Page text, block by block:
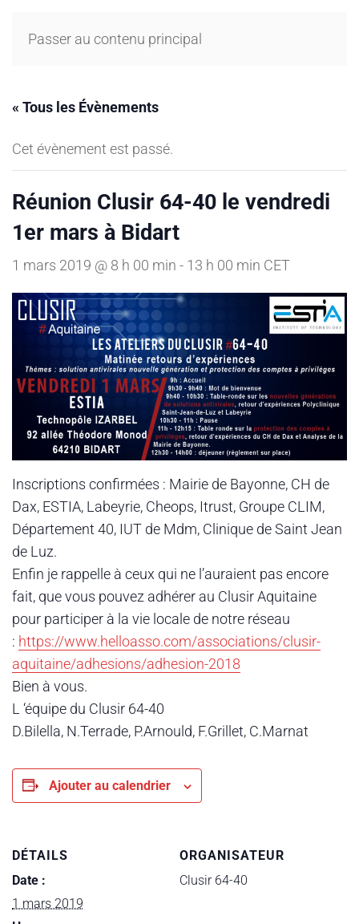
Passer au contenu principal
« Tous les Évènements
Cet évènement est passé.
Réunion Clusir 64-40 le vendredi
1er mars à Bidart
1 mars 2019 @ 8 h 00 min - 13 h 00 min CET
Inscriptions confirmées : Mairie de Bayonne, CH de
Dax, ESTIA, Labeyrie, Cheops, Itrust, Groupe CLIM,
Département 40, IUT de Mdm, Clinique de Saint Jean
de Luz.
Enfin je rappelle à ceux qui ne l’auraient pas encore
fait, que vous pouvez adhérer au Clusir Aquitaine
pour participer à la vie locale de notre réseau
: https://www.helloasso.com/associations/clusir-
aquitaine/adhesions/adhesion-2018
Bien à vous.
L ‘équipe du Clusir 64-40
D.Bilella, N.Terrade, P.Arnould, F.Grillet, C.Marnat
Ajouter au calendrier
DÉTAILS
Date :
1 mars 2019
ORGANISATEUR
Clusir 64-40